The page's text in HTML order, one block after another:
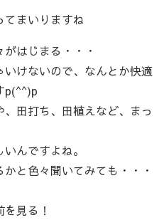
てまいりますね
はじまる・・・
けないので、なんとか快適
p(^^)p
田打ち、田植えなど、まっ
んですよね。
と色々聞いてみても・・・
見る！